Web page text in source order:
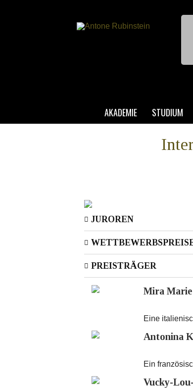
AKADEMIE STUDIUM
JUROREN
PREISTRÄGER
Mira
Eine
Antonina
Ein
Vucky-